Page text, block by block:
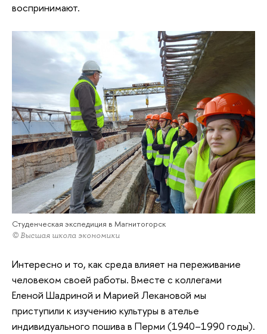
воспринимают.
Студенческая экспедиция в Магнитогорск
© Высшая школа экономики
Интересно и то, как среда влияет на переживание
человеком своей работы. Вместе с коллегами
Еленой Шадриной и Марией Лекановой мы
приступили к изучению культуры в ателье
индивидуального пошива в Перми (1940–1990 годы).